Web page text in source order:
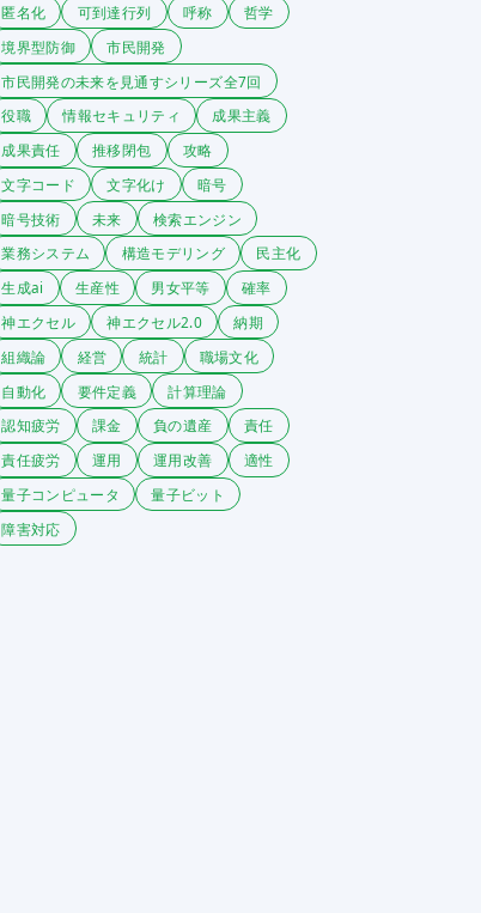
匿名化
可到達行列 呼称
哲学
境界型防御
市民開発
市民開発の未来を見通すシリーズ全7回
役職
情報セキュリティ
成果主義
成果責任
推移閉包
攻略
文字コード
文字化け
暗号
暗号技術
未来
検索エンジン
業務システム
構造モデリング
民主化
生成ai
生産性 男女平等
確率
神エクセル
神エクセル2.0
納期
組織論
経営 統計
職場文化
自動化
要件定義
計算理論
認知疲労
課金 負の遺産
責任
責任疲労
運用 運用改善
適性
量子コンピュータ
量子ビット
障害対応